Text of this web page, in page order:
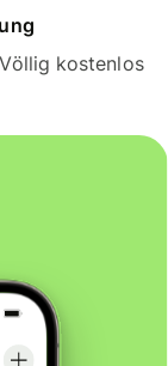
kostenlos